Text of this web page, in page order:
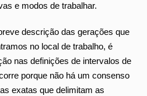
e modos de trabalhar.
descrição das gerações que
no local de trabalho, é
nas definições de intervalos de
porque não há um consenso
exatas que delimitam as